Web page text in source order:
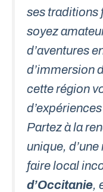
ses traditions
soyez
d’aventures
d’immersion
cette région
Partez à la
unique, d’une
faire local
d’Occitanie,